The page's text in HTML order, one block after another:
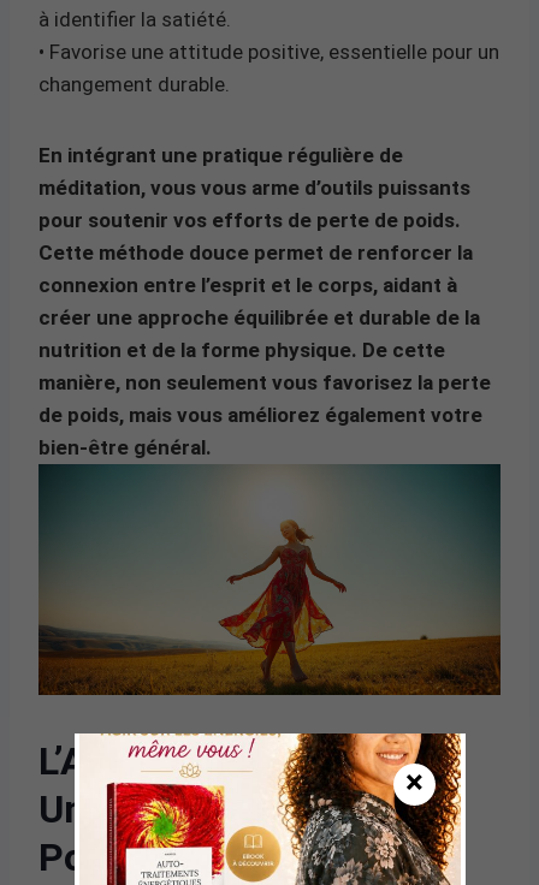
à identifier la satiété.
• Favorise une attitude positive, essentielle pour un
changement durable.
En intégrant une pratique régulière de
méditation, vous vous arme d’outils puissants
pour soutenir vos efforts de perte de poids.
Cette méthode douce permet de renforcer la
connexion entre l’esprit et le corps, aidant à
créer une approche équilibrée et durable de la
nutrition et de la forme physique. De cette
manière, non seulement vous favorisez la perte
de poids, mais vous améliorez également votre
bien-être général.
L’Alimentation Intuitive :
Une Clé pour la Perte de
Poids
×